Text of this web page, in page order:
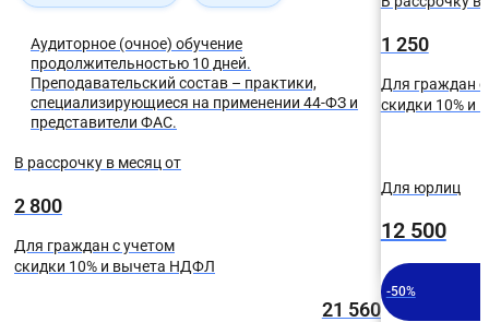
Аудиторное (очное) обучение
продолжительностью 10 дней.
Преподавательский состав – практики,
специализирующиеся на применении 44-ФЗ и
представители ФАС.
В рассрочку в месяц от
2 800
Для граждан с учетом
скидки 10% и вычета НДФЛ
21 560
1 250
Для граждан
скидки 10% и
Для юрлиц
12 500
-50%